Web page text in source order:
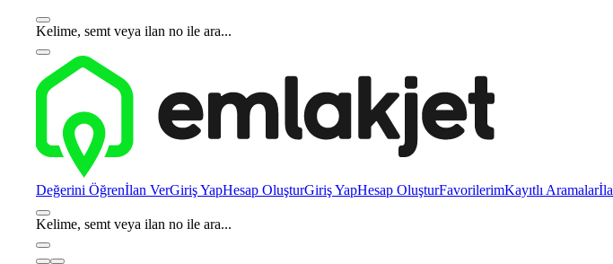
Kelime, semt veya ilan no ile ara...
Değerini Öğrenİlan VerGiriş YapHesap OluşturGiriş YapHesap OluşturFavorilerimKayıtlı Aramalar
Kelime, semt veya ilan no ile ara...